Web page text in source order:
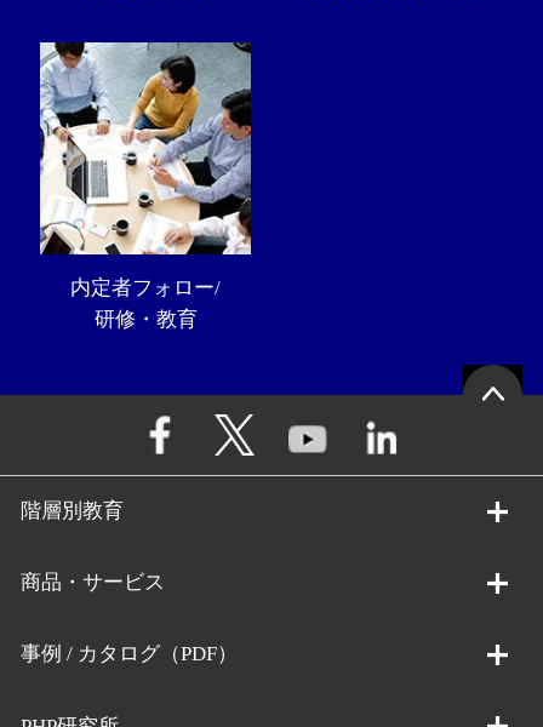
内定者フォロー/
研修・教育
階層別教育
商品・サービス
事例 / カタログ（PDF）